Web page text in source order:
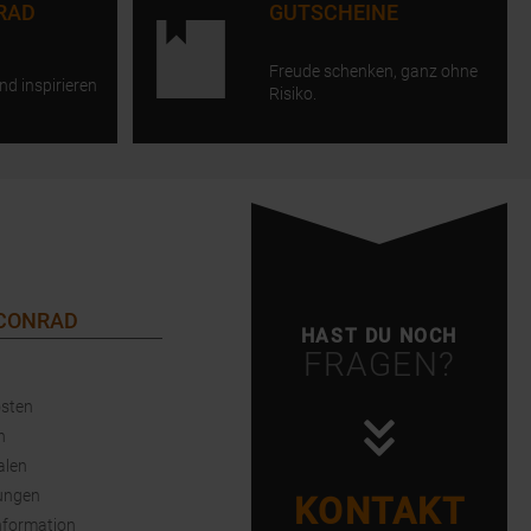
inspirieren
GUTSCHEINE
Freude schenken, ganz ohne
Risiko.
HAST DU NOCH
FRAGEN?
KONTAKT